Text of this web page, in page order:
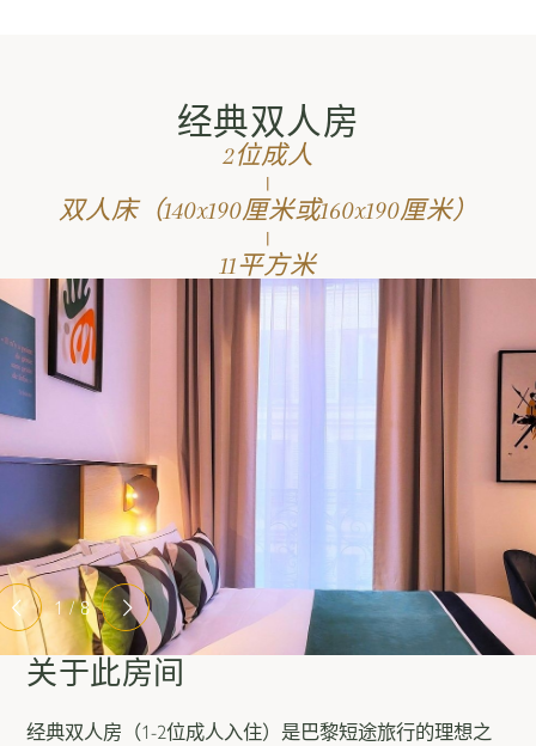
经典双人房
2位成人
|
双人床（140x190厘米或160x190厘米）
|
11平方米
1 / 8
关于此房间
经典双人房（1-2位成人入住）是巴黎短途旅行的理想之